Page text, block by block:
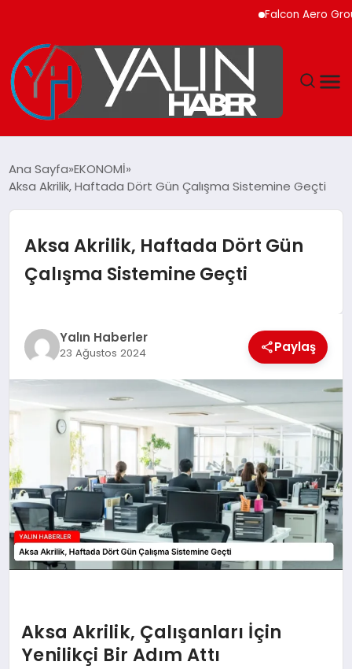
Falcon Aero Group,
DÜNYA
EKONOMİ
EĞİTİM
TEKNOLOJİ
MAGAZİN
SAĞLIK
Ana Sayfa EKONOMİ
Aksa Akrilik, Haftada Dört Gün Çalışma Sistemine Geçti
Aksa Akrilik, Haftada Dört Gün
Çalışma Sistemine Geçti
Yalın Haberler
23 Ağustos 2024 Paylaş
Aksa Akrilik, Çalışanları İçin
Yenilikçi Bir Adım Attı